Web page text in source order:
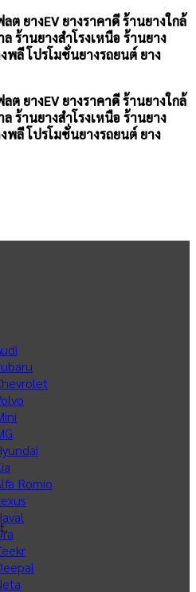
ต ยางEV ยางราคาดี ร้านยางใกล้
ร้านยางสำโรงเหนือ ร้านยาง
พลี โปรโมชั่นยางรถยนต์ ยาง
ต ยางEV ยางราคาดี ร้านยางใกล้
ร้านยางสำโรงเหนือ ร้านยาง
พลี โปรโมชั่นยางรถยนต์ ยาง
Romio